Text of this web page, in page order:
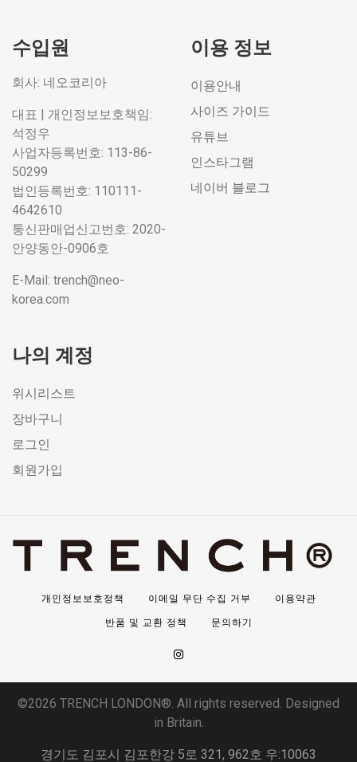
수입원
회사: 네오코리아
대표 | 개인정보보호책임:
석정우
사업자등록번호: 113-86-
50299
법인등록번호: 110111-
4642610
통신판매업신고번호: 2020-
안양동안-0906호
E-Mail: trench@neo-
korea.com
이용 정보
이용안내
사이즈 가이드
유튜브
인스타그램
네이버 블로그
나의 계정
위시리스트
장바구니
로그인
회원가입
개인정보보호정책 이메일 무단 수집 거부 이용약관
반품 및 교환 정책 문의하기
©2026 TRENCH LONDON®. All rights reserved. Designed
in Britain.
경기도 김포시 김포한강 5로 321, 962호 우:10063